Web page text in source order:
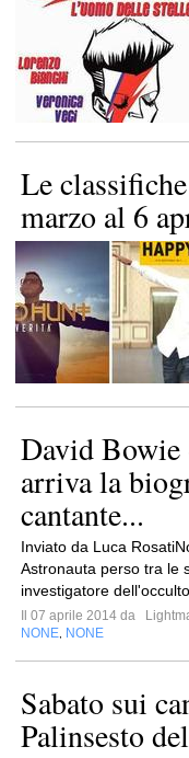
Le
marzo al 6
David
arriva la
cantante...
Inviato da Luca
Astronauta perso tra le
investigatore
Il 07 aprile 2014 da
NONE NONE
Sabato sui
Palinsesto